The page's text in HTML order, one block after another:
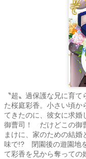
〝超〟過保護な兄に育
た桜庭彩香。小さい頃か
てきたのに、彼女に求婚
御曹司！ だけどこの御
まけに、家のための結
味で!? 閉園後の遊園地
て彩香を兄から奪っての